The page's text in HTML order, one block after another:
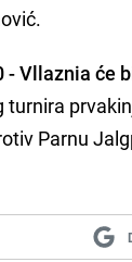
- Vllaznia će
Parnu